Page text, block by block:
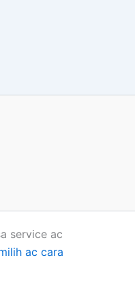
service ac
ac cara